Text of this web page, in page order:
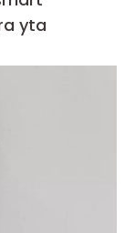
yta